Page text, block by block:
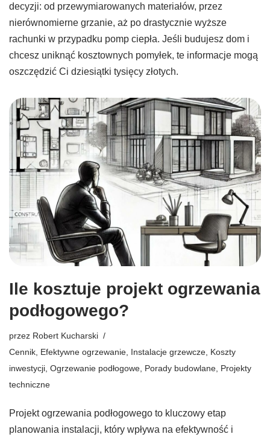
decyzji: od przewymiarowanych materiałów, przez
nierównomierne grzanie, aż po drastycznie wyższe
rachunki w przypadku pomp ciepła. Jeśli budujesz dom i
chcesz uniknąć kosztownych pomyłek, te informacje mogą
oszczędzić Ci dziesiątki tysięcy złotych.
Ile kosztuje projekt ogrzewania
podłogowego?
przez Robert Kucharski
Cennik Efektywne ogrzewanie Instalacje grzewcze Koszty
inwestycji Ogrzewanie podłogowe Porady budowlane Projekty
techniczne
Projekt ogrzewania podłogowego to kluczowy etap
planowania instalacji, który wpływa na efektywność i